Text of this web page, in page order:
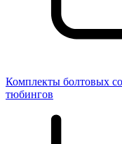
Комплекты болтовых
тюбингов